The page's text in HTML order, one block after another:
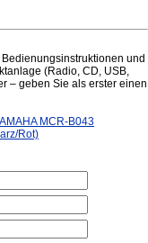
und
(Radio, CD, USB,
– geben Sie als erster einen
MCR-B043
Rot)